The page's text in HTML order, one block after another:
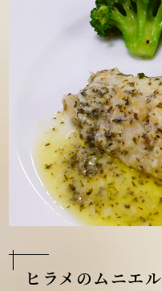
ヒラメのムニエル